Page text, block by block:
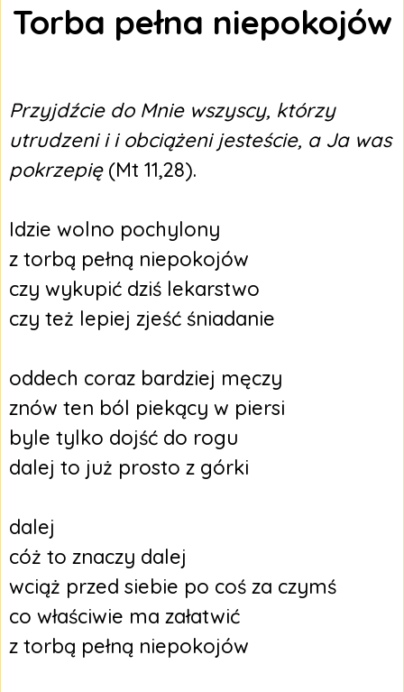
Torba pełna niepokojów
Przyjdźcie do Mnie wszyscy, którzy
utrudzeni i i obciążeni jesteście, a Ja was
pokrzepię(Mt 11,28).
Idzie wolno pochylony
z torbą pełną niepokojów
czy wykupić dziś lekarstwo
czy też lepiej zjeść śniadanie
oddech coraz bardziej męczy
znów ten ból piekący w piersi
byle tylko dojść do rogu
dalej to już prosto z górki
dalej
cóż to znaczy dalej
wciąż przed siebie po coś za czymś
co właściwie ma załatwić
z torbą pełną niepokojów